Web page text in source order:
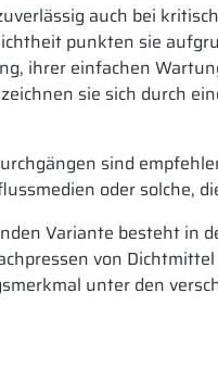
auch bei
punkten sie
ihrer einfachen
sie sich durch
sind
oder solche,
Variante besteht in
von
unter den